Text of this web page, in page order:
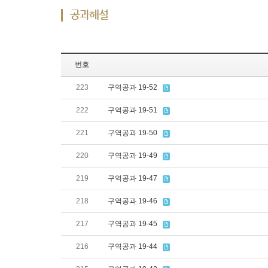
공과해설
번호
223 구역공과 19-52
222 구역공과 19-51
221 구역공과 19-50
220 구역공과 19-49
219 구역공과 19-47
218 구역공과 19-46
217 구역공과 19-45
216 구역공과 19-44